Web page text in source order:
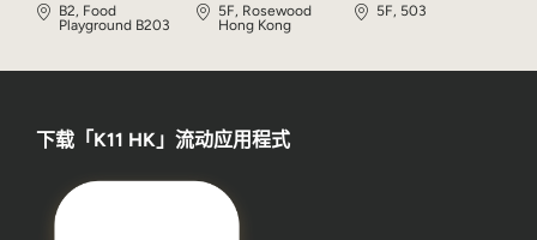
B2, Food
Playground B203
5F, Rosewood
Hong Kong
5F, 503
下载「K11 HK」流动应用程式